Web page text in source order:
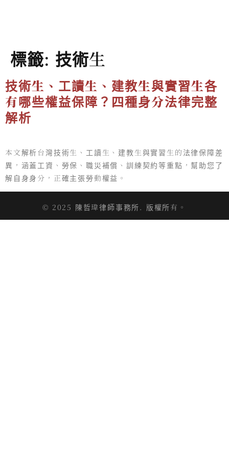
標籤: 技術生
技術生、工讀生、建教生與實習生各
有哪些權益保障？四種身分法律完整
解析
本文解析台灣技術生、工讀生、建教生與實習生的法律保障差
異，涵蓋工資、勞保、職災補償、訓練契約等重點，幫助您了
解自身身分，正確主張勞動權益。
© 2025 陳哲瑋律師事務所. 版權所有。